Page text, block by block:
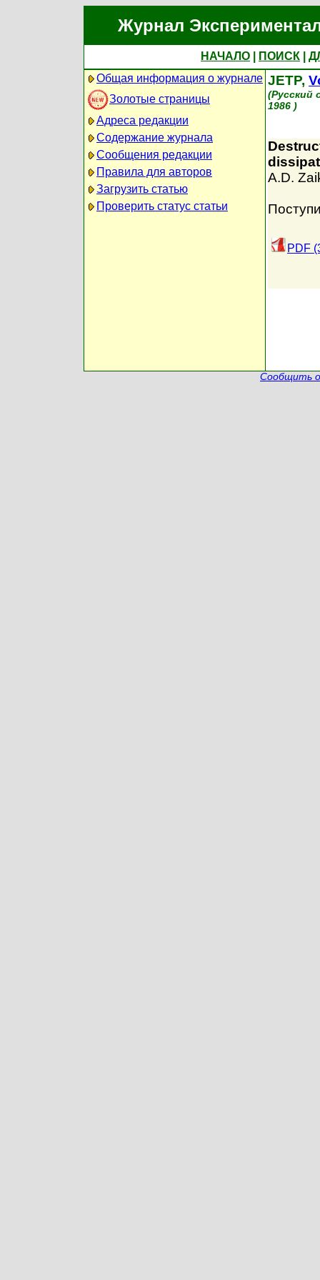
Журнал
НАЧАЛО ПОИСК
Общая информация о журнале
Золотые страницы
Адреса редакции
Содержание журнала
Сообщения редакции
Правила для авторов
Загрузить статью
Проверить статус статьи
JETP,
(Русский
1986 )
A.D.
PDF
Сообщить о